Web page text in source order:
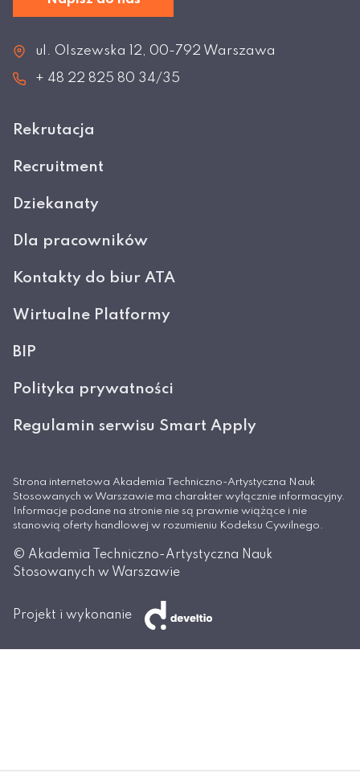
ul. Olszewska 12, 00-792 Warszawa
+ 48 22 825 80 34/35
Rekrutacja
Recruitment
Dziekanaty
Dla pracowników
Kontakty do biur ATA
Wirtualne Platformy
BIP
Polityka prywatności
Regulamin serwisu Smart Apply
Strona internetowa Akademia Techniczno-Artystyczna Nauk
Stosowanych w Warszawie ma charakter wyłącznie informacyjny.
Informacje podane na stronie nie są prawnie wiążące i nie
stanowią oferty handlowej w rozumieniu Kodeksu Cywilnego.
© Akademia Techniczno-Artystyczna Nauk
Stosowanych w Warszawie
Projekt i wykonanie